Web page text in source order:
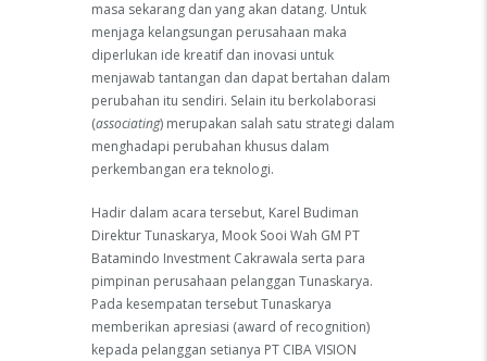
masa sekarang dan yang akan datang. Untuk
menjaga kelangsungan perusahaan maka
diperlukan ide kreatif dan inovasi untuk
menjawab tantangan dan dapat bertahan dalam
perubahan itu sendiri. Selain itu berkolaborasi
(associating) merupakan salah satu strategi dalam
menghadapi perubahan khusus dalam
perkembangan era teknologi.
Hadir dalam acara tersebut, Karel Budiman
Direktur Tunaskarya, Mook Sooi Wah GM PT
Batamindo Investment Cakrawala serta para
pimpinan perusahaan pelanggan Tunaskarya.
Pada kesempatan tersebut Tunaskarya
memberikan apresiasi (award of recognition)
kepada pelanggan setianya PT CIBA VISION